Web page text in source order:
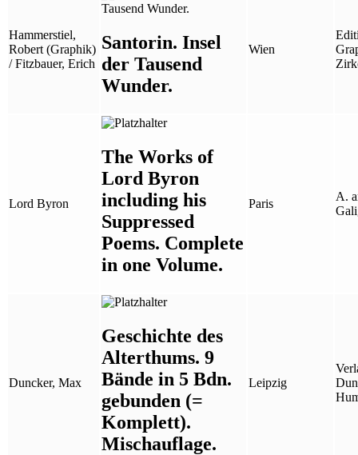
Hammerstiel,
Robert (Graphik)
/ Fitzbauer, Erich
Santorin. Insel
der Tausend
Wunder.
Wien
Lord Byron
The Works of
Lord Byron
including his
Suppressed
Poems. Complete
in one Volume.
Paris
A.
Duncker, Max
Geschichte des
Alterthums. 9
Bände in 5 Bdn.
gebunden (=
Komplett).
Mischauflage.
Leipzig